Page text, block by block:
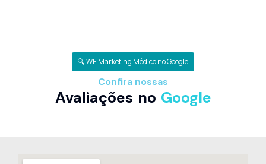
🔍 WE Marketing Médico no Google
Confira nossas
Avaliações no Google